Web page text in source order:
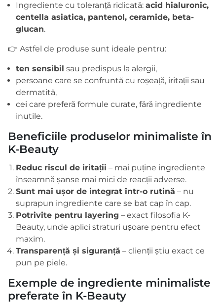
Ingrediente cu toleranță ridicată: acid hialuronic,
centella asiatica, pantenol, ceramide, beta-
glucan.
👉 Astfel de produse sunt ideale pentru:
ten sensibil sau predispus la alergii,
persoane care se confruntă cu roșeață, iritații sau
dermatită,
cei care preferă formule curate, fără ingrediente
inutile.
Beneficiile produselor minimaliste în
K-Beauty
Reduc riscul de iritații – mai puține ingrediente
înseamnă șanse mai mici de reacții adverse.
Sunt mai ușor de integrat într-o rutină – nu
suprapun ingrediente care se bat cap în cap.
Potrivite pentru layering – exact filosofia K-
Beauty, unde aplici straturi ușoare pentru efect
maxim.
Transparență și siguranță – clienții știu exact ce
pun pe piele.
Exemple de ingrediente minimaliste
preferate în K-Beauty